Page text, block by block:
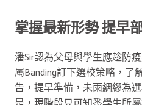
掌握最新形勢 提早
潘Sir認為父母與學生應趁防
屬Banding訂下選校策略，了
告，提早準備，未雨綢繆為
是，現階段只可知悉學生所